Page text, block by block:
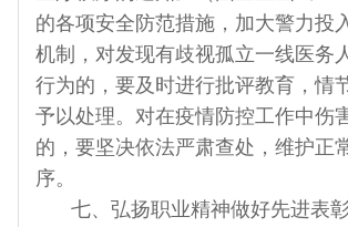
的各项安全防范措施，加大警力投
机制，对发现有歧视孤立一线医务
行为的，要及时进行批评教育，情
予以处理。对在疫情防控工作中伤
的，要坚决依法严肃查处，维护正
序。
七、弘扬职业精神做好先进表